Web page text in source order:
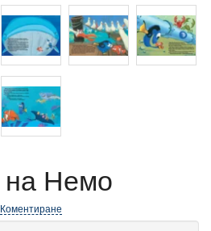
на Немо
Коментиране